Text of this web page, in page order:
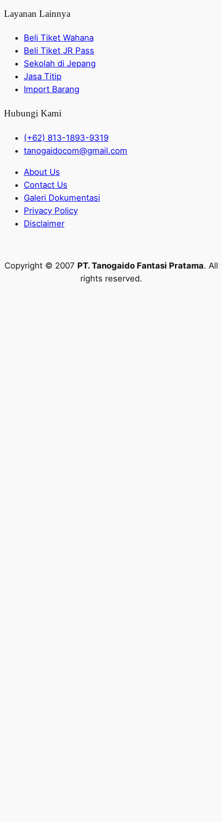
Layanan Lainnya
Beli Tiket Wahana
Beli Tiket JR Pass
Sekolah di Jepang
Jasa Titip
Import Barang
Hubungi Kami
(+62) 813-1893-9319
tanogaidocom@gmail.com
About Us
Contact Us
Galeri Dokumentasi
Privacy Policy
Disclaimer
Copyright © 2007 PT. Tanogaido Fantasi Pratama. All
rights reserved.